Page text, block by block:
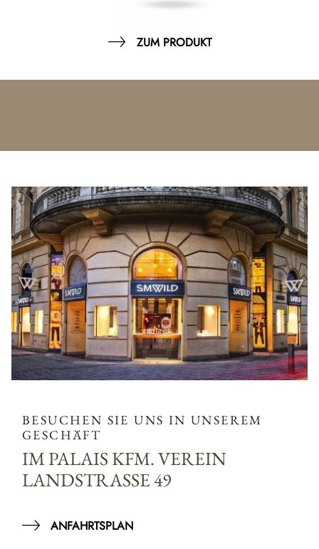
ZUM PRODUKT
BESUCHEN SIE UNS IN UNSEREM
GESCHÄFT
IM PALAIS KFM. VEREIN
LANDSTRASSE 49
ANFAHRTSPLAN